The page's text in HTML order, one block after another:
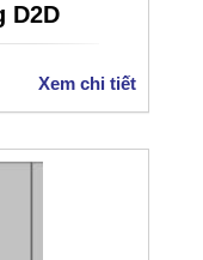
D2D
Xem chi tiết